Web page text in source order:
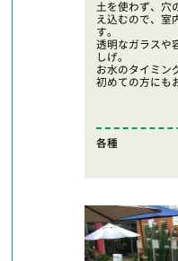
土を使わず、穴
え込むので、室
す。
透明なガラスや
しげ。
お水のタイミン
初めての方にも
各種